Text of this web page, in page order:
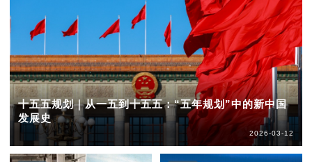
十五五规划｜从一五到十五五：“五年规划”中的新中国
发展史
2026-03-12